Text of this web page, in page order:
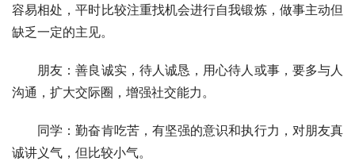
容易相处，平时比较注重找机会进行自我锻炼，做事主动但
缺乏一定的主见。
朋友：善良诚实，待人诚恳，用心待人或事，要多与人
沟通，扩大交际圈，增强社交能力。
同学：勤奋肯吃苦，有坚强的意识和执行力，对朋友真
诚讲义气，但比较小气。